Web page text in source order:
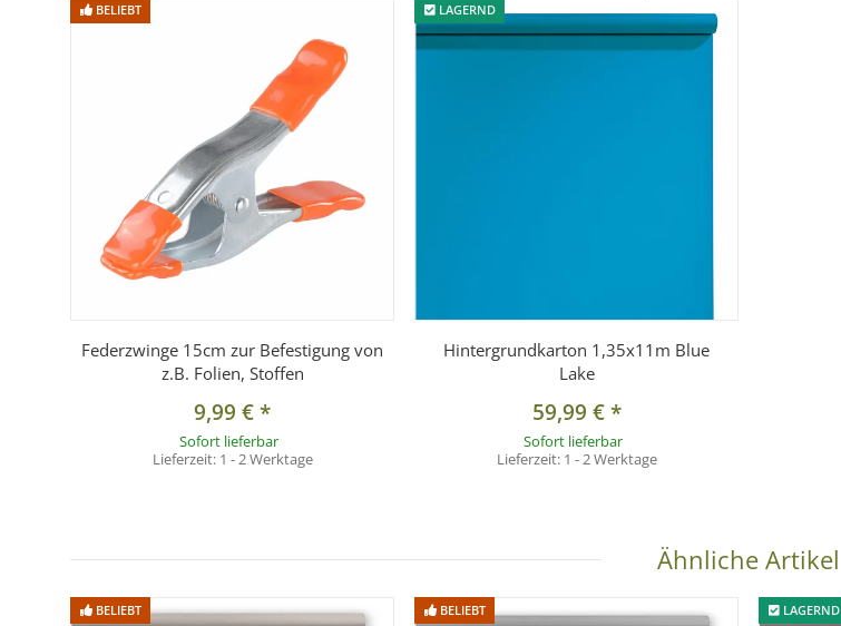
BELIEBT
Federzwinge 15cm zur Befestigung von
z.B. Folien, Stoffen
9,99 €*
Sofort lieferbar
Lieferzeit: 1 - 2 Werktage
LAGERND
Hintergrundkarton 1,35x11m Blue
Lake
59,99 €*
Sofort lieferbar
Lieferzeit: 1 - 2 Werktage
Ähnliche Artikel
BELIEBT BELIEBT LAGERND